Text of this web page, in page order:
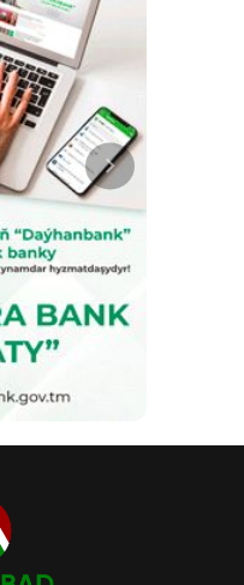
mümkün
Türkmenistan
Sayın Serdar
liderliğinde ve
Milli Lideri,
Halk Maslahatı
Gurbanguli
değerli destek
eğitim, ulusal
arasında üst sıralara
öğrenme, yaratıcılık ve
gelişim için elverişli
Aralık 2025'te
değer bir etkinlikte,
akademik
olağanüstü başarılar
öğrencileri ile onları
Cumhurbaşkanı
gümüş ve 2 bronz
kazanırken, üniversite
5 altın, 7 gümüş ve 4
elde etti. Bu ödüller,